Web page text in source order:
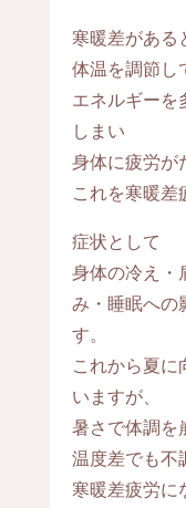
寒暖差がある
体温を調節し
エネルギーを
しまい
身体に疲労が
これを寒暖差
症状として
身体の冷え・
み・睡眠への
す。
これから夏に
いますが、
暑さで体調を
温度差でも不
寒暖差疲労に